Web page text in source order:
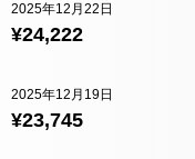
¥24,222
2025年12月22日
¥23,745
2025年12月19日